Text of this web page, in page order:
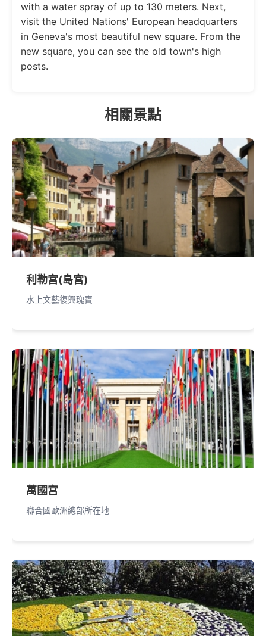
with a water spray of up to 130 meters. Next,
visit the United Nations' European headquarters
in Geneva's most beautiful new square. From the
new square, you can see the old town's high
posts.
相關景點
利勒宮(島宮)
水上文藝復興瑰寶
萬國宮
聯合國歐洲總部所在地